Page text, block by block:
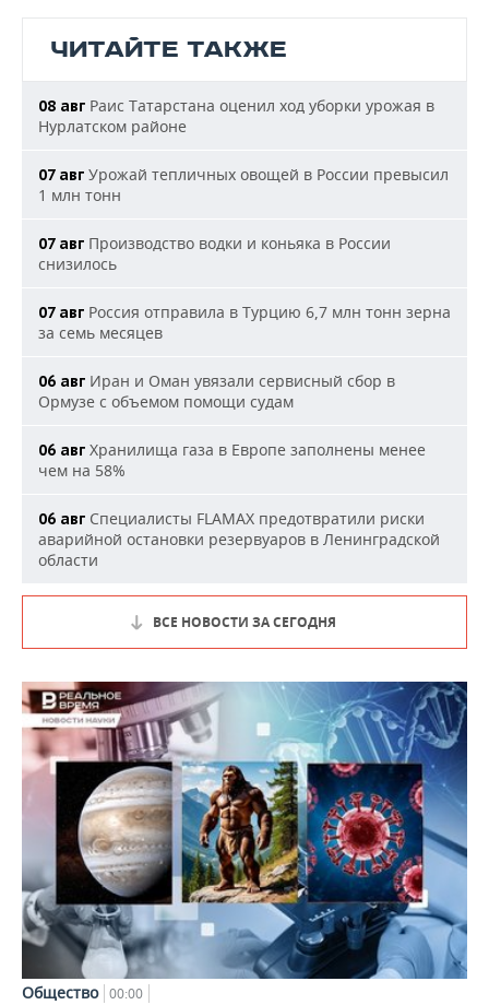
ЧИТАЙТЕ ТАКЖЕ
08 авг Раис Татарстана оценил ход уборки урожая в
Нурлатском районе
07 авг Урожай тепличных овощей в России превысил
1 млн тонн
07 авг Производство водки и коньяка в России
снизилось
07 авг Россия отправила в Турцию 6,7 млн тонн зерна
за семь месяцев
06 авг Иран и Оман увязали сервисный сбор в
Ормузе с объемом помощи судам
06 авг Хранилища газа в Европе заполнены менее
чем на 58%
06 авг Специалисты FLAMAX предотвратили риски
аварийной остановки резервуаров в Ленинградской
области
ВСЕ НОВОСТИ ЗА СЕГОДНЯ
Общество 00:00